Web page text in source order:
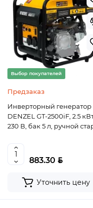
Выбор покупателей
Предзаказ
Инверторный генератор
DENZEL GT-2500iF, 2.5
230 В, бак 5 л, ручной
883.30 BYN
Уточнить цену